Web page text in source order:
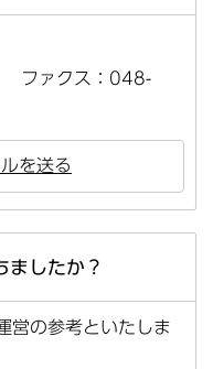
ファクス：048-
を送る
ましたか？
営の参考といたしま